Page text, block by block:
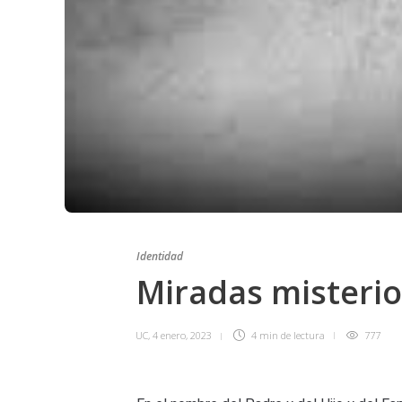
Identidad
Miradas
UC, 4 enero, 2023 4 min de lectura 777